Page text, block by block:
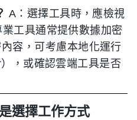
A：選擇工具時，應檢視
工具通常提供數據加密
容，可考慮本地化運行
，或確認雲端工具是否
選擇工作方式